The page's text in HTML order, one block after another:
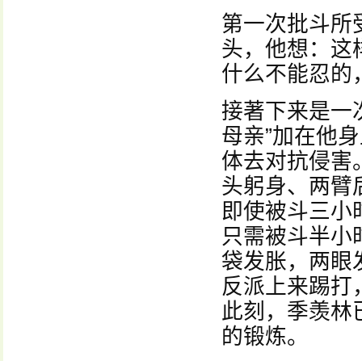
第一次批斗所
头，他想：这
什么不能忍的
接著下来是一
母亲”加在他
体去对抗侵
头躬身、两臂
即使被斗三小
只需被斗半小
袋发胀，两眼
反派上来踢打
此刻，季羡林
的锻炼。